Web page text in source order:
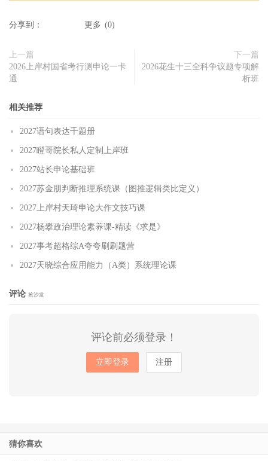
分享到： 更多 (0)
上一篇
2026上岸村国省考行测申论一卡
通
下一篇
2026花生十三全科争议题专项解
析班
相关推荐
2027语句表达千题册
2027瞪哥院长私人定制上岸班
2027站长申论基础班
2027苏金朋判断推理系统课（图推逻辑类比定义）
2027上岸村天琦申论大作文技巧课
2027杨攀政治理论素养课-精读《求是》
2027事考超格综A夸夸刷刷题营
2027天晓综合应用能力（A类）系统理论课
评论 抢沙发
评论前必须登录！
立即登录 注册
猜你喜欢